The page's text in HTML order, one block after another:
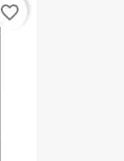
favorite_border